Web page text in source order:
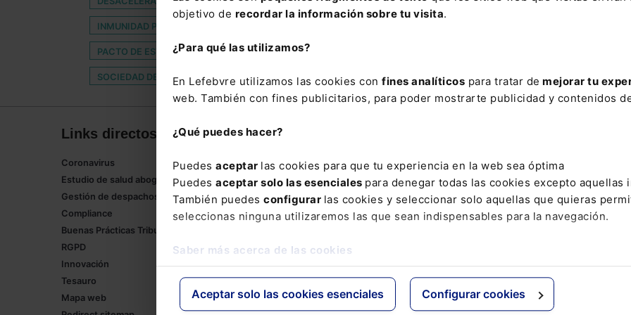
objetivo de recordar la información sobre tu visita.
¿Para qué las utilizamos?
En Lefebvre utilizamos las cookies con fines analíticos para tratar de mejorar tu
web. También con fines publicitarios, para poder mostrarte publicidad y contenidos
¿Qué puedes hacer?
Puedes aceptar las cookies para que tu experiencia en la web sea óptima
Puedes aceptar solo las esenciales para denegar todas las cookies excepto aquellas
También puedes configurar las cookies y seleccionar solo aquellas que quieras
seleccionas ninguna utilizaremos las que sean indispensables para la navegación.
Saber más acerca de las cookies
Aceptar solo las cookies esenciales Configurar cookies
INMUNIDAD PARLAMENTARIA
PACTO DE ESTADO CONTRA AL VIOLENCIA DE GÉNERO
SOCIEDAD DE LA INFORMACIÓN TEMPERATURA UNIÓN PROFESIONAL
Links directos
Coronavirus
Estudio de salud abogacía
Gestión de despachos
Compliance
Buenas Prácticas Tributarias
RGPD
Innovación
Tesauro
Mapa web
Corporativo
Lefebvre
Tienda online
Formación
Empleos
Espacioasesoria.com
Espaciopymes.com
Blog de Actualidad